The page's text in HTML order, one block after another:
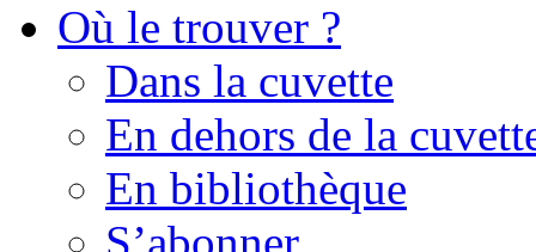
Où le trouver ?
Dans la cuvette
En dehors de la
En bibliothèque